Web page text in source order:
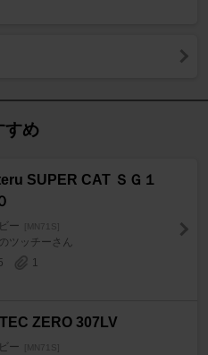
すめ
SUPER CAT ＳＧ１
ー [MN71S]
ツッチーさん
1
ZERO 307LV
ー [MN71S]